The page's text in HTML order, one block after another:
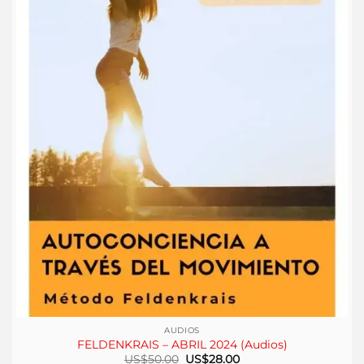
AUDIOS
FELDENKRAIS – ABRIL 2024 (Audios)
US$50.00 El
US$28.00El